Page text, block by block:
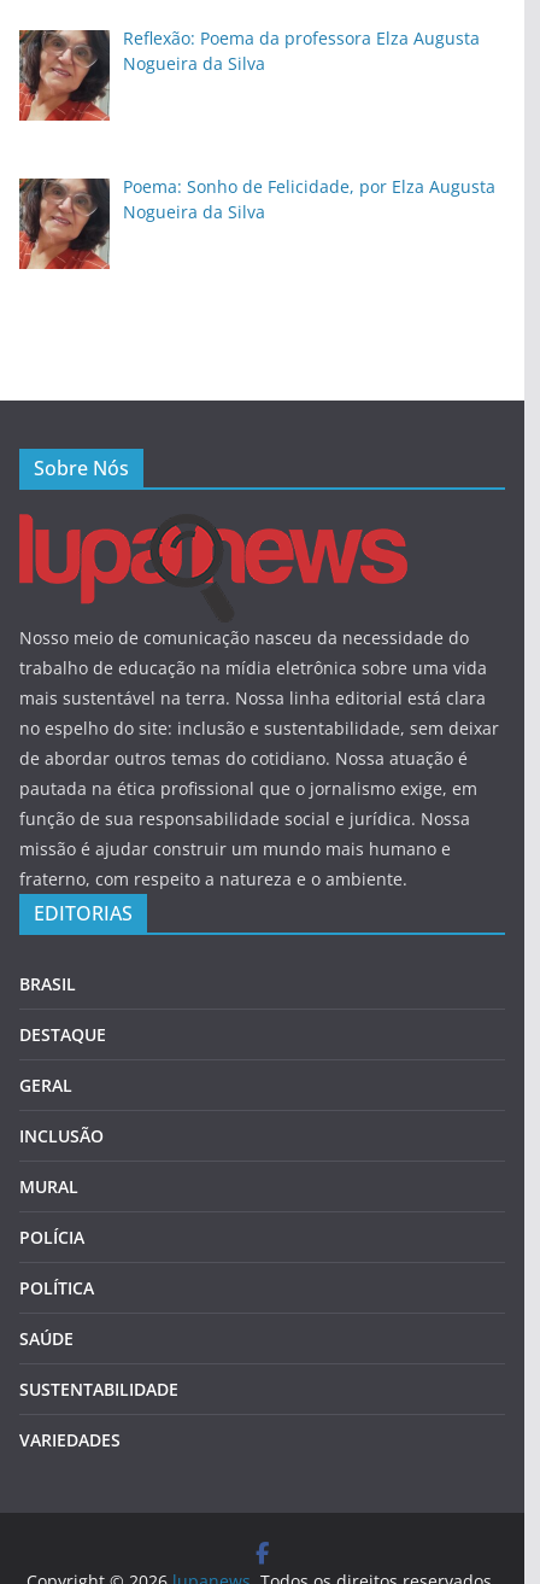
Reflexão: Poema da professora Elza Augusta
Nogueira da Silva
Poema: Sonho de Felicidade, por Elza Augusta
Nogueira da Silva
Sobre Nós
Nosso meio de comunicação nasceu da necessidade do
trabalho de educação na mídia eletrônica sobre uma vida
mais sustentável na terra. Nossa linha editorial está clara
no espelho do site: inclusão e sustentabilidade, sem deixar
de abordar outros temas do cotidiano. Nossa atuação é
pautada na ética profissional que o jornalismo exige, em
função de sua responsabilidade social e jurídica. Nossa
missão é ajudar construir um mundo mais humano e
fraterno, com respeito a natureza e o ambiente.
EDITORIAS
BRASIL
DESTAQUE
GERAL
INCLUSÃO
MURAL
POLÍCIA
POLÍTICA
SAÚDE
SUSTENTABILIDADE
VARIEDADES